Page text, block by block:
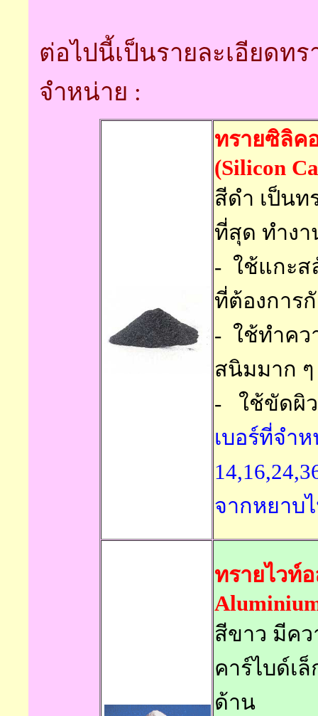
ต่อไปนี้เป็นรายละเอียดท
จำหน่าย :
ทรายซิลิค
(Silicon
สีดำ เป็น
ที่สุด ทำง
- ใช้แกะ
ที่ต้องการ
- ใช้ทำคว
สนิมมาก ๆ
- ใช้ขัดผิ
เบอร์ที่จำ
จากหยาบ
ทรายไวท์
สีขาว มีค
คาร์ไบด์เ
ด้าน